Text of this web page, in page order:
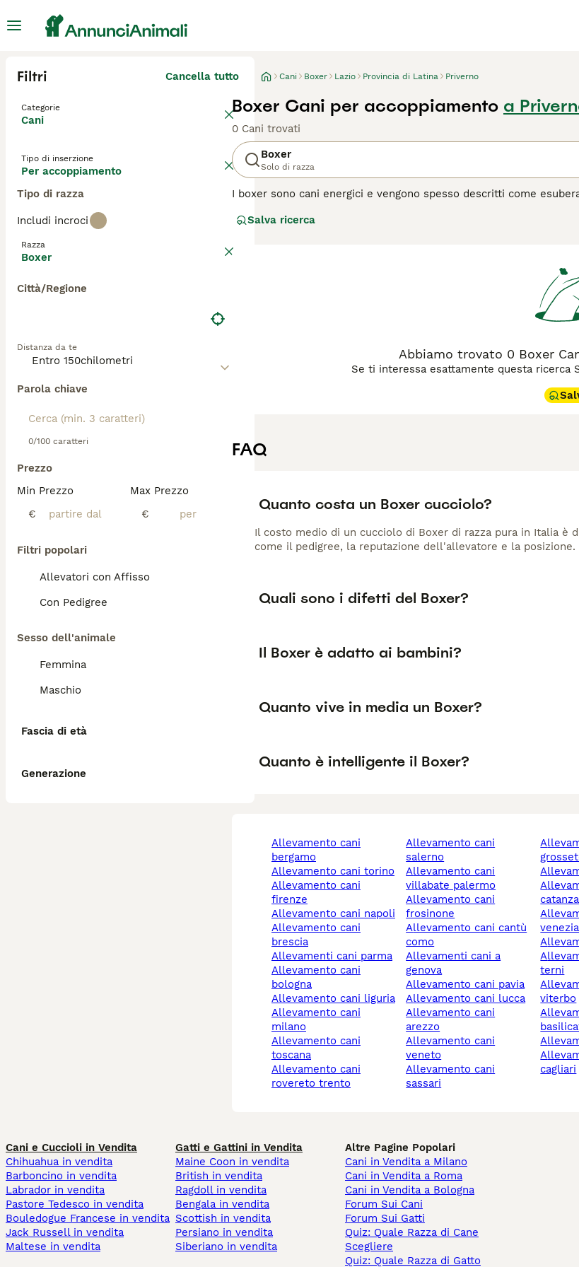
Filtri Cancella tutto
Categorie
Cani
Tipo di inserzione
Per accoppiamento
Tipo di razza
Includi incroci
Razza
Boxer
Città/Regione
Distanza da te
Parola chiave
0/100 caratteri
Prezzo
Min Prezzo
€
Max Prezzo
€
Filtri popolari
Allevatori con Affisso
Con Pedigree
Sesso dell'animale
Femmina
Maschio
Fascia di età
Generazione
Cani Boxer Lazio Provincia di Latina Priverno
Boxer Cani per accoppiamento a
0 Cani trovati
Boxer
Solo di razza
I boxer sono cani energici e vengono spesso descritti come
Questi cani sono estremamente leali e il fatto che siano così
per informazioni su
Salva ricerca
Abbiamo trovato 0 Boxer
Se ti interessa esattamente questa
FAQ
Quanto costa un Boxer cucciolo?
Il costo medio di un cucciolo di Boxer di razza pura in Italia è
come il pedigree, la reputazione dell'allevatore e la posizione.
Quali sono i difetti del Boxer?
Il Boxer è adatto ai bambini?
Quanto vive in media un Boxer?
Quanto è intelligente il Boxer?
allevamento cani
bergamo
allevamento cani torino
allevamento cani
firenze
allevamento cani napoli
allevamento cani
brescia
allevamenti cani parma
allevamento cani
bologna
allevamento cani liguria
allevamento cani
milano
allevamento cani
toscana
allevamento cani
rovereto trento
allevamento cani
salerno
allevamento cani
villabate palermo
allevamento cani
frosinone
allevamento cani cantù
como
allevamenti cani a
genova
allevamento cani pavia
allevamento cani lucca
allevamento cani
arezzo
allevamento cani
veneto
allevamento cani
sassari
allevamento cani
allevamento cani
allevamento cani friuli-
allevamento cani narni
terni
allevamento cani
viterbo
allevamento cani
allevamento cani
cagliari
Cani e Cuccioli in Vendita
Chihuahua in vendita
Barboncino in vendita
Labrador in vendita
Pastore Tedesco in vendita
Bouledogue Francese in vendita
Jack Russell in vendita
Maltese in vendita
Gatti e Gattini in Vendita
Maine Coon in vendita
British in vendita
Ragdoll in vendita
Bengala in vendita
Scottish in vendita
Persiano in vendita
Siberiano in vendita
Altre Pagine Popolari
Cani in Vendita a Milano
Cani in Vendita a Roma
Cani in Vendita a Bologna
Forum Sui Cani
Forum Sui Gatti
Quiz: Quale Razza di Cane
Scegliere
Quiz: Quale Razza di Gatto